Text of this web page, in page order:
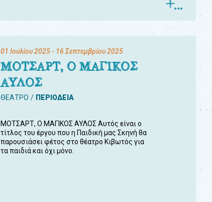
01 Ιουλίου 2025- 16 Σεπτεμβρίου 2025
ΜΟΤΣΑΡΤ, Ο ΜΑΓΙΚΟΣ
ΑΥΛΟΣ
ΘΕΑΤΡΟ ΠΕΡΙΟΔΕΙΑ
ΜΟΤΣΑΡΤ, Ο ΜΑΓΙΚΟΣ ΑΥΛΟΣ Αυτός είναι ο
τίτλος του έργου που η Παιδική μας Σκηνή θα
παρουσιάσει φέτος στο θέατρο Κιβωτός για
τα παιδιά και όχι μόνο.